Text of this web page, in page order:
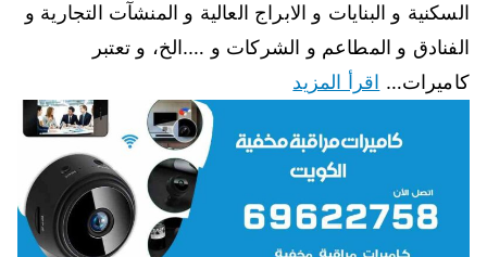
السكنية و البنايات و الابراج العالية و المنشآت التجارية و
الفنادق و المطاعم و الشركات و ….الخ، و تعتبر
كاميرات… اقرأ المزيد